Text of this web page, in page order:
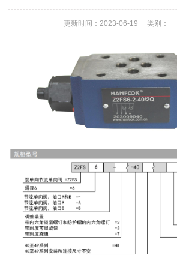
更新时间：2023-06-19 类别：